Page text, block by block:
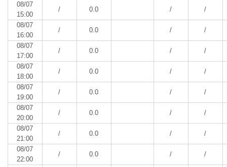
08/07
15:00
/ 0.0 / /
08/07
16:00
/ 0.0 / /
08/07
17:00
/ 0.0 / /
08/07
18:00
/ 0.0 / /
08/07
19:00
/ 0.0 / /
08/07
20:00
/ 0.0 / /
08/07
21:00
/ 0.0 / /
08/07
22:00
/ 0.0 / /